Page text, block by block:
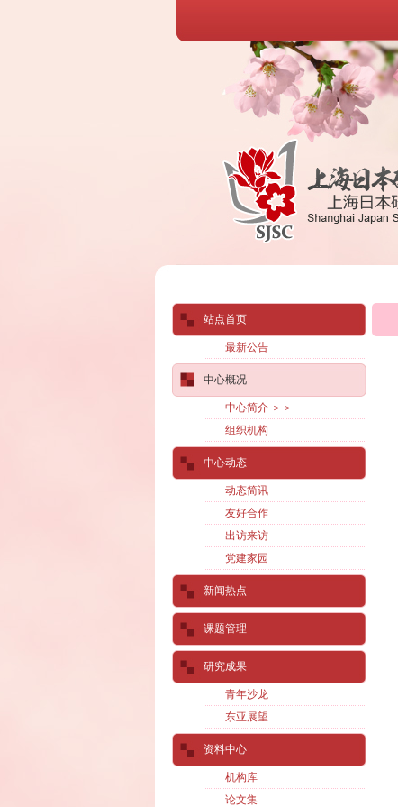
站点首页
最新公告
中心概况
中心简介 ＞＞
组织机构
中心动态
动态简讯
友好合作
出访来访
党建家园
新闻热点
课题管理
研究成果
青年沙龙
东亚展望
资料中心
机构库
论文集